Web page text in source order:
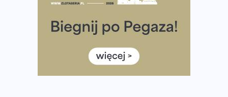
35. Bieg Powstania Warszawskiego – praktyczny
Ile razy w tygodniu biegać? 3 treningi wystarczą? Jak
często biegać, żeby robić postępy
Już w ten weekend! Przed nami Nocny Portowy Maraton
i Półmaraton Szczeciński. Wszystko, co warto wiedzieć